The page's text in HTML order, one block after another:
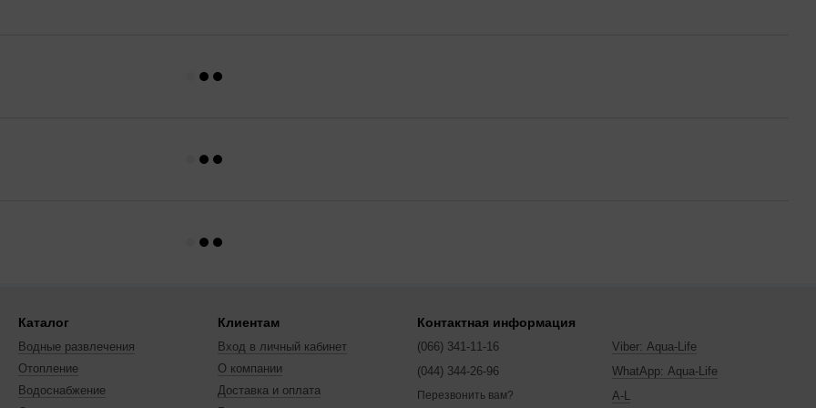
Каталог
Водные развлечения
Отопление
Водоснабжение
Клиентам
Вход в личный кабинет
О компании
Доставка и оплата
Контактная информация
(066) 341-11-16
(044) 344-26-96
Перезвонить вам?
Viber: Aqua-Life
WhatApp: Aqua-Life
A-L